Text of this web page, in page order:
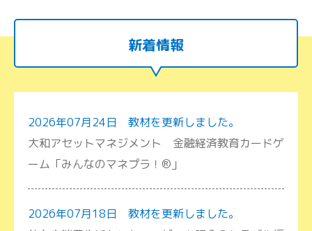
新着情報
2026年07月24日 教材を更新しました。
大和アセットマネジメント 金融経済教育カードゲ
ーム「みんなのマネプラ！®」
2026年07月18日 教材を更新しました。